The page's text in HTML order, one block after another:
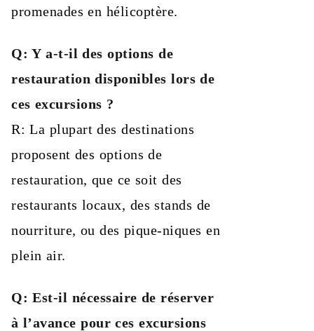
promenades en hélicoptère.
Q: Y a-t-il des options de
restauration disponibles lors de
ces excursions ?
R: La plupart des destinations
proposent des options de
restauration, que ce soit des
restaurants locaux, des stands de
nourriture, ou des pique-niques en
plein air.
Q: Est-il nécessaire de réserver
à l’avance pour ces excursions